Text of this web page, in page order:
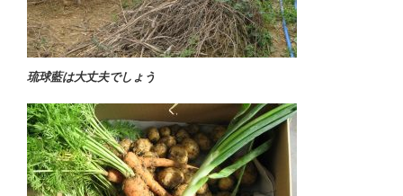
琉球藍は大丈夫でしょう